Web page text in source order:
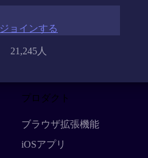
21,245人
ジョインする
プロダクト
ブラウザ拡張機能
iOSアプリ